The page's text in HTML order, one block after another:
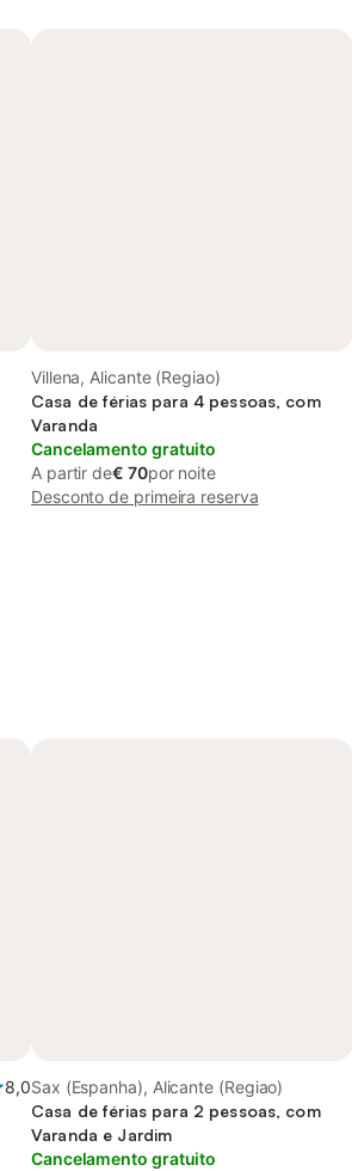
Villena, Alicante (Regiao)
Casa de férias para 4 pessoas, com
Varanda
Cancelamento gratuito
A partir de€ 70por noite
Desconto de primeira reserva
8,0Sax (Espanha), Alicante (Regiao)
Casa de férias para 2 pessoas, com
Varanda e Jardim
Cancelamento gratuito